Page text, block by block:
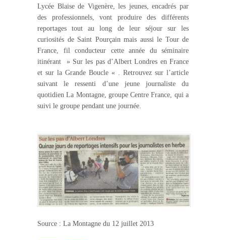
Lycée Blaise de Vigenère, les jeunes, encadrés par
des professionnels, vont produire des différents
reportages tout au long de leur séjour sur les
curiosités de Saint Pourçain mais aussi le Tour de
France, fil conducteur cette année du séminaire
itinérant » Sur les pas d’Albert Londres en France
et sur la Grande Boucle « . Retrouvez sur l’article
suivant le ressenti d’une jeune journaliste du
quotidien La Montagne, groupe Centre France, qui a
suivi le groupe pendant une journée.
Source : La Montagne du 12 juillet 2013